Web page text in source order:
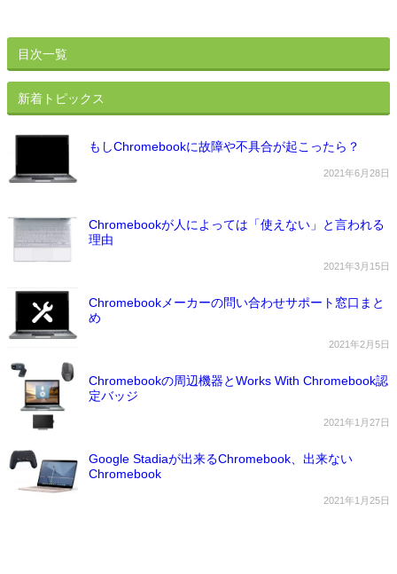
目次一覧
新着トピックス
もしChromebookに故障や不具合が起こったら？
2021年6月28日
Chromebookが人によっては「使えない」と言われる
理由
2021年3月15日
Chromebookメーカーの問い合わせサポート窓口まと
め
2021年2月5日
Chromebookの周辺機器とWorks With Chromebook認
定バッジ
2021年1月27日
Google Stadiaが出来るChromebook、出来ない
Chromebook
2021年1月25日